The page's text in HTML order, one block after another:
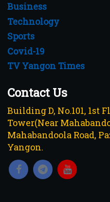
Business
Technology
Sports
Covid-19
TV Yangon Times
Contact Us
Building D, No.101, 1st
Tower(Near
Mahabandoola Road,
Yangon.